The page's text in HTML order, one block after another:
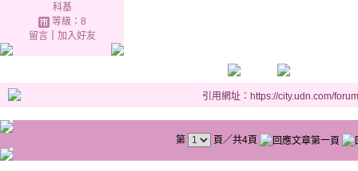
科基
等級：8
留言｜ 加入好友
引用網址：https://city.udn.com/
第 頁／共4頁